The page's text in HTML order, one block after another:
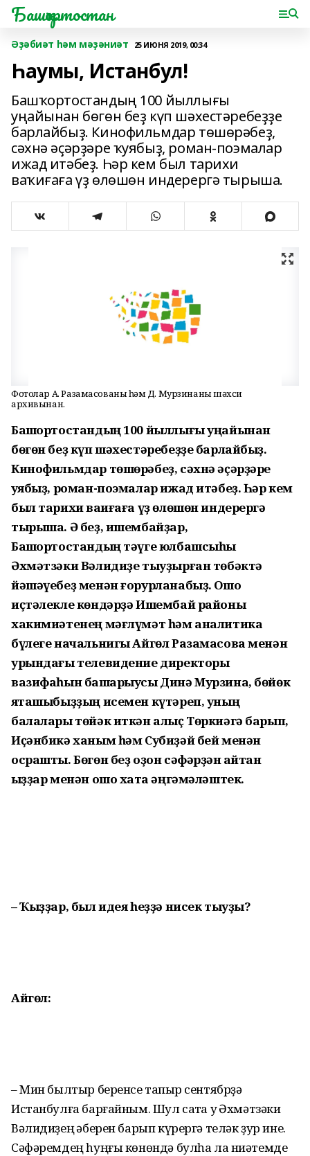
Башҡортостан
Әҙәбиәт һәм мәҙәниәт 25 ИЮНЯ 2019, 00:34
Һаумы, Истанбул!
Башҡортостандың 100 йыллығы
уңайынан бөгөн беҙ күп шәхестәребеҙҙе
барлайбыҙ. Кинофильмдар төшөрәбеҙ,
сәхнә әҫәрҙәре ҡуябыҙ, роман-поэмалар
ижад итәбеҙ. Һәр кем был тарихи
ваҡиғаға үҙ өлөшөн индерергә тырыша.
Фотолар А. Разамасованың һәм Д. Мурзинаның шәхси
архивынан.
Башҡортостандың 100 йыллығы уңайынан
бөгөн беҙ күп шәхестәребеҙҙе барлайбыҙ.
Кинофильмдар төшөрәбеҙ, сәхнә әҫәрҙәре
ҡуябыҙ, роман-поэмалар ижад итәбеҙ. Һәр кем
был тарихи ваҡиғаға үҙ өлөшөн индерергә
тырыша. Ә беҙ, ишембайҙар,
Башҡортостандың тәүге юлбашсыһы
Әхмәтзәки Вәлидиҙе тыуҙырған төбәктә
йәшәүебеҙ менән ғорурланабыҙ. Ошо
иҫтәлекле көндәрҙә Ишембай районы
хакимиәтенең мәғлүмәт һәм аналитика
бүлеге начальнигы Айгөл Разамасова менән
урындағы телевидение директоры
вазифаһын башҡарыусы Динә Мурзина, бөйөк
яҡташыбыҙҙың исемен күтәреп, уның
балалары төйәк иткән алыҫ Төркиәгә барып,
Иҫәнбикә ханым һәм Субиҙәй бей менән
осрашты. Бөгөн беҙ оҙон сәфәрҙән ҡайтҡан
ҡыҙҙар менән ошо хаҡта әңгәмәләштек.
– Ҡыҙҙар, был идея һеҙҙә нисек тыуҙы?
Айгөл:
– Мин былтыр беренсе тапҡыр сентябрҙә
Истанбулға барғайным. Шул саҡта уҡ Әхмәтзәки
Вәлидиҙең ҡәберен барып күрергә теләк ҙур ине.
Сәфәремдең һуңғы көнөндә бул­һа ла ниәтемде